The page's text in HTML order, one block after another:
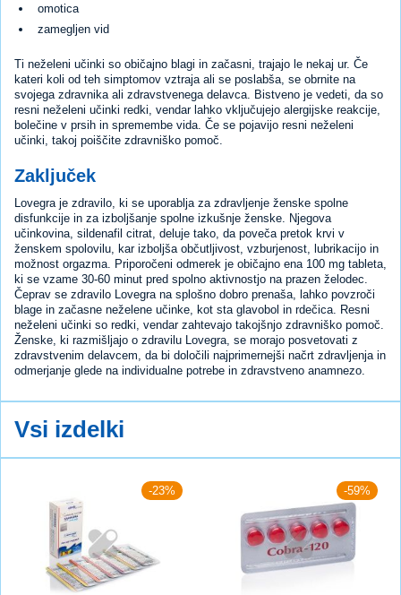
omotica
zamegljen vid
Ti neželeni učinki so običajno blagi in začasni, trajajo le nekaj ur. Če
kateri koli od teh simptomov vztraja ali se poslabša, se obrnite na
svojega zdravnika ali zdravstvenega delavca. Bistveno je vedeti, da so
resni neželeni učinki redki, vendar lahko vključujejo alergijske reakcije,
bolečine v prsih in spremembe vida. Če se pojavijo resni neželeni
učinki, takoj poiščite zdravniško pomoč.
Zaključek
Lovegra je zdravilo, ki se uporablja za zdravljenje ženske spolne
disfunkcije in za izboljšanje spolne izkušnje ženske. Njegova
učinkovina, sildenafil citrat, deluje tako, da poveča pretok krvi v
ženskem spolovilu, kar izboljša občutljivost, vzburjenost, lubrikacijo in
možnost orgazma. Priporočeni odmerek je običajno ena 100 mg tableta,
ki se vzame 30-60 minut pred spolno aktivnostjo na prazen želodec.
Čeprav se zdravilo Lovegra na splošno dobro prenaša, lahko povzroči
blage in začasne neželene učinke, kot sta glavobol in rdečica. Resni
neželeni učinki so redki, vendar zahtevajo takojšnjo zdravniško pomoč.
Ženske, ki razmišljajo o zdravilu Lovegra, se morajo posvetovati z
zdravstvenim delavcem, da bi določili najprimernejši načrt zdravljenja in
odmerjanje glede na individualne potrebe in zdravstveno anamnezo.
Vsi izdelki
-23% -59%